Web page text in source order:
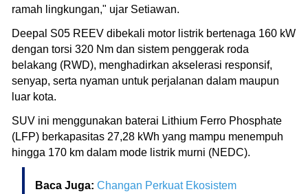
ramah lingkungan," ujar Setiawan.
Deepal S05 REEV dibekali motor listrik bertenaga 160 kW
dengan torsi 320 Nm dan sistem penggerak roda
belakang (RWD), menghadirkan akselerasi responsif,
senyap, serta nyaman untuk perjalanan dalam maupun
luar kota.
SUV ini menggunakan baterai Lithium Ferro Phosphate
(LFP) berkapasitas 27,28 kWh yang mampu menempuh
hingga 170 km dalam mode listrik murni (NEDC).
Baca Juga: Changan Perkuat Ekosistem